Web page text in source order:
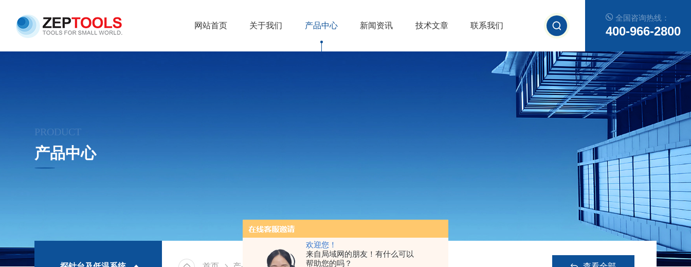
欢迎您！
来自局域网的朋友！有什么可以
帮助您的吗？
全国咨询热线：
400-966-2800
网站首页 关于我们 产品中心 新闻资讯 技术文章 联系我们
PRODUCT
产品中心